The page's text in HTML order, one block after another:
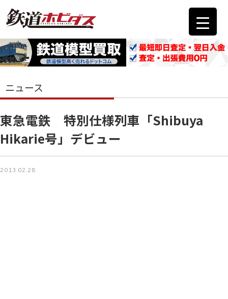
ニュース
東急電鉄 特別仕様列車「Shibuya
Hikarie号」デビュー
2013.02.28